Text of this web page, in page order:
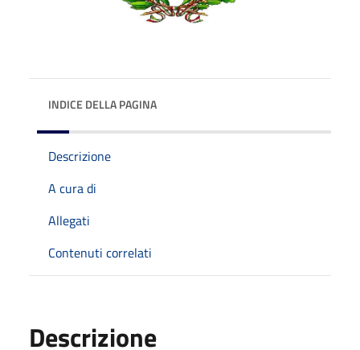
INDICE DELLA PAGINA
Descrizione
A cura di
Allegati
Contenuti correlati
Descrizione